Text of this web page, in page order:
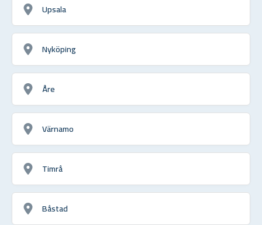
Upsala
Nyköping
Åre
Värnamo
Timrå
Båstad